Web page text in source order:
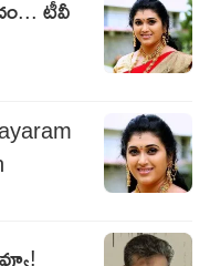
టీవీ